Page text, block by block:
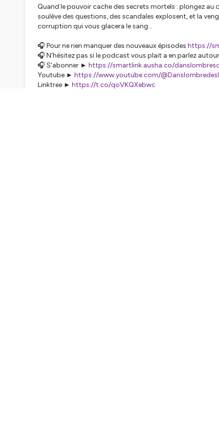
Quand le pouvoir cache des secrets mortels : plongez
soulève des questions, des scandales explosent, et la
corruption qui vous glacera le sang...
🎧 Pour ne rien manquer des nouveaux épisodes https://
🎧 N'hésitez pas si le podcast vous plait a en parlez
🎧 S'abonner ► https://smartlink.ausha.co/
Youtube ► https://www.youtube.com/
Linktree ► https://t.co/qoVKQXebwc